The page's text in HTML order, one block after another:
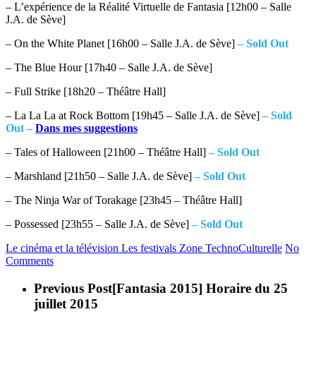
– L’expérience de la Réalité Virtuelle de Fantasia [12h00 – Salle
J.A. de Sève]
– On the White Planet [16h00 – Salle J.A. de Sève]– Sold Out
– The Blue Hour [17h40 – Salle J.A. de Sève]
– Full Strike [18h20 – Théâtre Hall]
– La La La at Rock Bottom [19h45 – Salle J.A. de Sève]– Sold
Out –Dans mes suggestions
– Tales of Halloween [21h00 – Théâtre Hall]– Sold Out
– Marshland [21h50 – Salle J.A. de Sève]– Sold Out
– The Ninja War of Torakage [23h45 – Théâtre Hall]
– Possessed [23h55 – Salle J.A. de Sève]– Sold Out
Le cinéma et la télévision Les festivals Zone TechnoCulturelle No
Comments
Previous Post[Fantasia 2015] Horaire du 25
juillet 2015